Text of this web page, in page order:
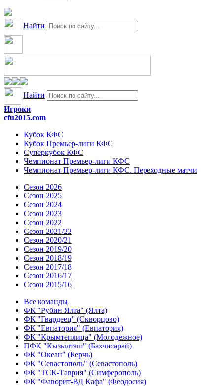
Найти
Найти
Игроки
cfu2015.com
Кубок КФС
Кубок Премьер-лиги КФС
Суперкубок КФС
Чемпионат Премьер-лиги КФС
Чемпионат Премьер-лиги КФС. Переходные матчи
Сезон 2026
Сезон 2025
Сезон 2024
Сезон 2023
Сезон 2022
Сезон 2021/22
Сезон 2020/21
Сезон 2019/20
Сезон 2018/19
Сезон 2017/18
Сезон 2016/17
Сезон 2015/16
Все команды
ФК "Рубин Ялта" (Ялта)
ФК "Гвардеец" (Скворцово)
ФК "Евпатория" (Евпатория)
ФК "Крымтеплица" (Молодежное)
ПФК "Кызылташ" (Бахчисарай)
ФК "Океан" (Керчь)
ФК "Севастополь" (Севастополь)
ФК "ТСК-Таврия" (Симферополь)
ФК "Фаворит-ВД Кафа" (Феодосия)